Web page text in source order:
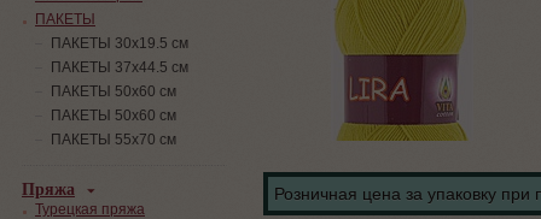
Розничная цена за упаковку при
ПАКЕТЫ
ПАКЕТЫ 30х19.5 см
ПАКЕТЫ 37х44.5 см
ПАКЕТЫ 50х60 см
ПАКЕТЫ 50х60 см
ПАКЕТЫ 55х70 см
Пряжа
Турецкая пряжа